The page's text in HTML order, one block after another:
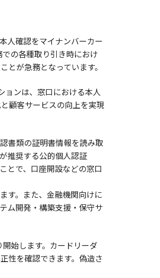
人確認をマイナンバーカー
の各種取り引き時におけ
が急務となっています。
ョンは、窓口における本人
顧客サービスの向上を実現
書類の証明書情報を読み取
推奨する公的個人認証
とで、口座開設などの窓口
す。また、金融機関向けに
ム開発・構築支援・保守サ
始します。カードリーダ
性を確認できます。偽造さ